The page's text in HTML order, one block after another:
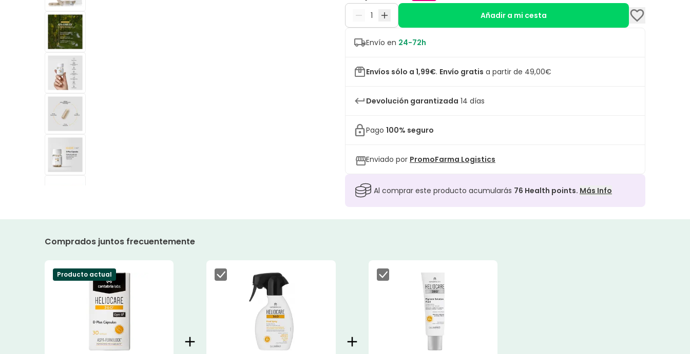
Añadir a mi cesta
Envío en 24-72h
Envíos sólo a 1,99€. Envío gratis a partir de 49,00€
Devolución garantizada 14 días
Pago 100% seguro
Enviado por PromoFarma Logistics
Al comprar este producto acumularás 76 Health points. Más Info
Comprados juntos frecuentemente
Producto actual